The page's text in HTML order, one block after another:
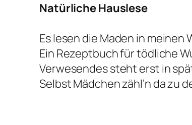
Natürliche Hauslese
Es lesen die Maden in meinen
Ein Rezeptbuch für tödliche
Verwesendes steht erst in
Selbst Mädchen zähl’n da zu